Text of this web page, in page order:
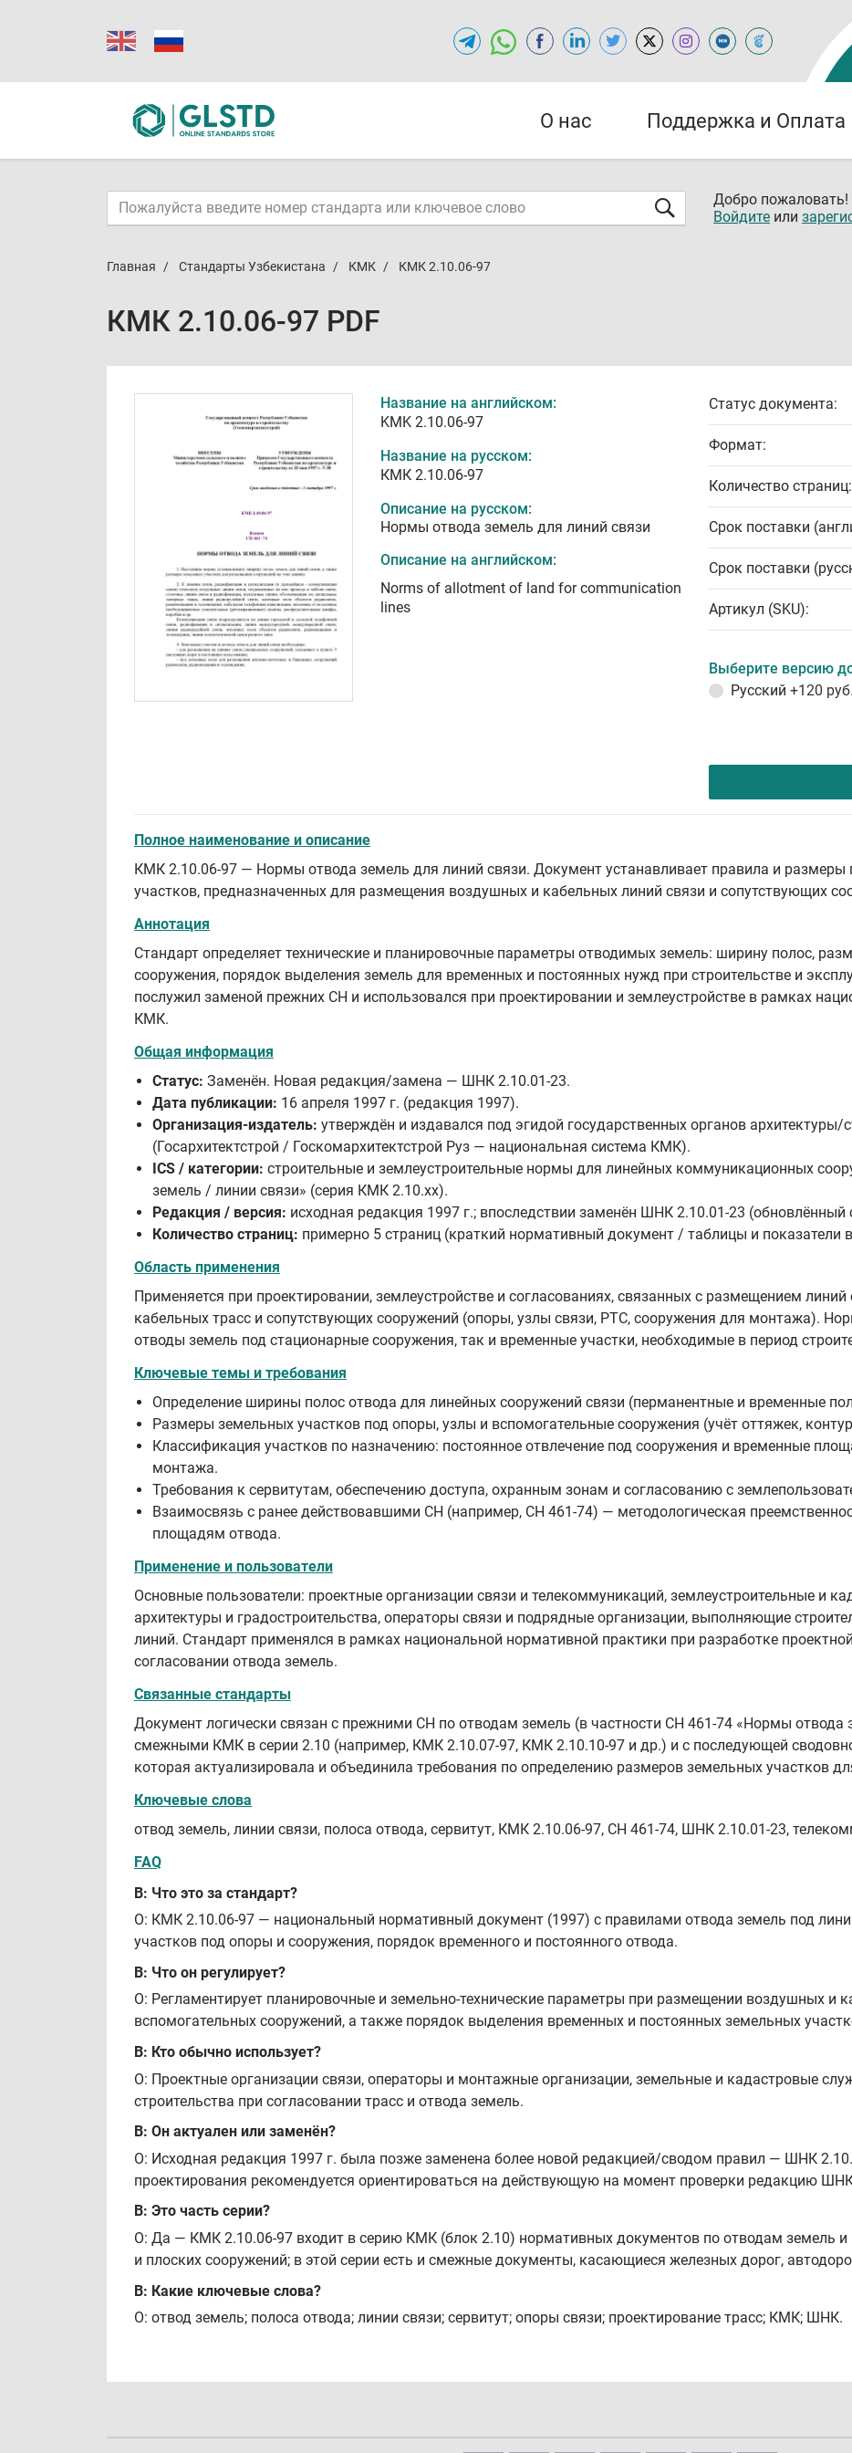
О нас Поддержка и Оплата
Добро пожаловать!
Войдите или
Главная Стандарты Узбекистана КМК КМК 2.10.06-97
КМК 2.10.06-97 PDF
Название на английском:
KMK 2.10.06-97
Название на русском:
КМК 2.10.06-97
Описание на русском:
Нормы отвода земель для линий связи
Описание на английском:
Norms of allotment of land for communication
lines
Статус документа:
Формат:
Количество страниц:
Срок поставки
Срок поставки
Артикул (SKU):
Выберите версию
Русский +120 руб.
Полное наименование и описание
КМК 2.10.06-97 — Нормы отвода земель для линий связи. Документ устанавливает правила и размеры
участков, предназначенных для размещения воздушных и кабельных линий связи и сопутствующих
Аннотация
Стандарт определяет технические и планировочные параметры отводимых земель: ширину полос,
сооружения, порядок выделения земель для временных и постоянных нужд при строительстве и
послужил заменой прежних СН и использовался при проектировании и землеустройстве в рамках
КМК.
Общая информация
Статус: Заменён. Новая редакция/замена — ШНК 2.10.01-23.
Дата публикации: 16 апреля 1997 г. (редакция 1997).
Организация-издатель: утверждён и издавался под эгидой государственных органов архитектуры/
(Госархитектстрой / Госкомархитектстрой Руз — национальная система КМК).
ICS / категории: строительные и землеустроительные нормы для линейных коммуникационных
земель / линии связи» (серия КМК 2.10.xx).
Редакция / версия: исходная редакция 1997 г.; впоследствии заменён ШНК 2.10.01-23 (обновлённый
Количество страниц: примерно 5 страниц (краткий нормативный документ / таблицы и показатели
Область применения
Применяется при проектировании, землеустройстве и согласованиях, связанных с размещением
кабельных трасс и сопутствующих сооружений (опоры, узлы связи, РТС, сооружения для монтажа).
отводы земель под стационарные сооружения, так и временные участки, необходимые в период
Ключевые темы и требования
Определение ширины полос отвода для линейных сооружений связи (перманентные и временные
Размеры земельных участков под опоры, узлы и вспомогательные сооружения (учёт оттяжек,
Классификация участков по назначению: постоянное отвлечение под сооружения и временные
монтажа.
Требования к сервитутам, обеспечению доступа, охранным зонам и согласованию с
Взаимосвязь с ранее действовавшими СН (например, СН 461-74) — методологическая
площадям отвода.
Применение и пользователи
Основные пользователи: проектные организации связи и телекоммуникаций, землеустроительные и
архитектуры и градостроительства, операторы связи и подрядные организации, выполняющие
линий. Стандарт применялся в рамках национальной нормативной практики при разработке
согласовании отвода земель.
Связанные стандарты
Документ логически связан с прежними СН по отводам земель (в частности СН 461-74 «Нормы отвода
смежными КМК в серии 2.10 (например, КМК 2.10.07-97, КМК 2.10.10-97 и др.) и с последующей
которая актуализировала и объединила требования по определению размеров земельных участков
Ключевые слова
отвод земель, линии связи, полоса отвода, сервитут, КМК 2.10.06-97, СН 461-74, ШНК 2.10.01-23,
FAQ
В: Что это за стандарт?
О: КМК 2.10.06-97 — национальный нормативный документ (1997) с правилами отвода земель под
участков под опоры и сооружения, порядок временного и постоянного отвода.
В: Что он регулирует?
О: Регламентирует планировочные и земельно-технические параметры при размещении воздушных и
вспомогательных сооружений, а также порядок выделения временных и постоянных земельных
В: Кто обычно использует?
О: Проектные организации связи, операторы и монтажные организации, земельные и кадастровые
строительства при согласовании трасс и отвода земель.
В: Он актуален или заменён?
О: Исходная редакция 1997 г. была позже заменена более новой редакцией/сводом правил — ШНК
проектирования рекомендуется ориентироваться на действующую на момент проверки редакцию
В: Это часть серии?
О: Да — КМК 2.10.06-97 входит в серию КМК (блок 2.10) нормативных документов по отводам земель
и плоских сооружений; в этой серии есть и смежные документы, касающиеся железных дорог,
В: Какие ключевые слова?
О: отвод земель; полоса отвода; линии связи; сервитут; опоры связи; проектирование трасс; КМК; ШНК.